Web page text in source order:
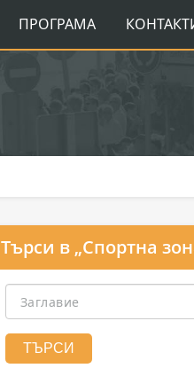
ПРОГРАМА
Търси в „Спортна